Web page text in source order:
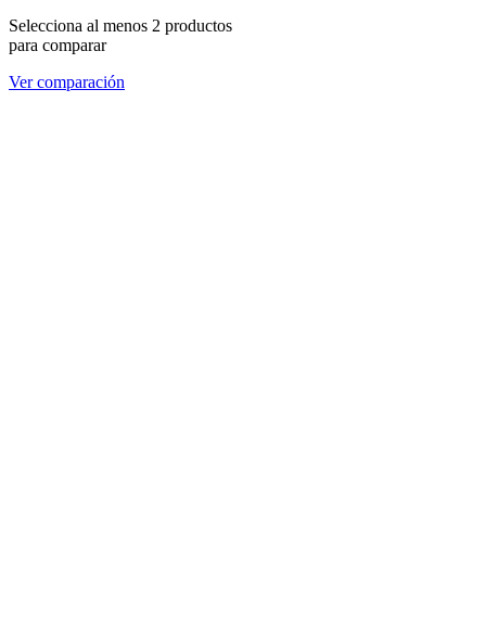
Selecciona al menos 2 productos
para comparar
Ver comparación